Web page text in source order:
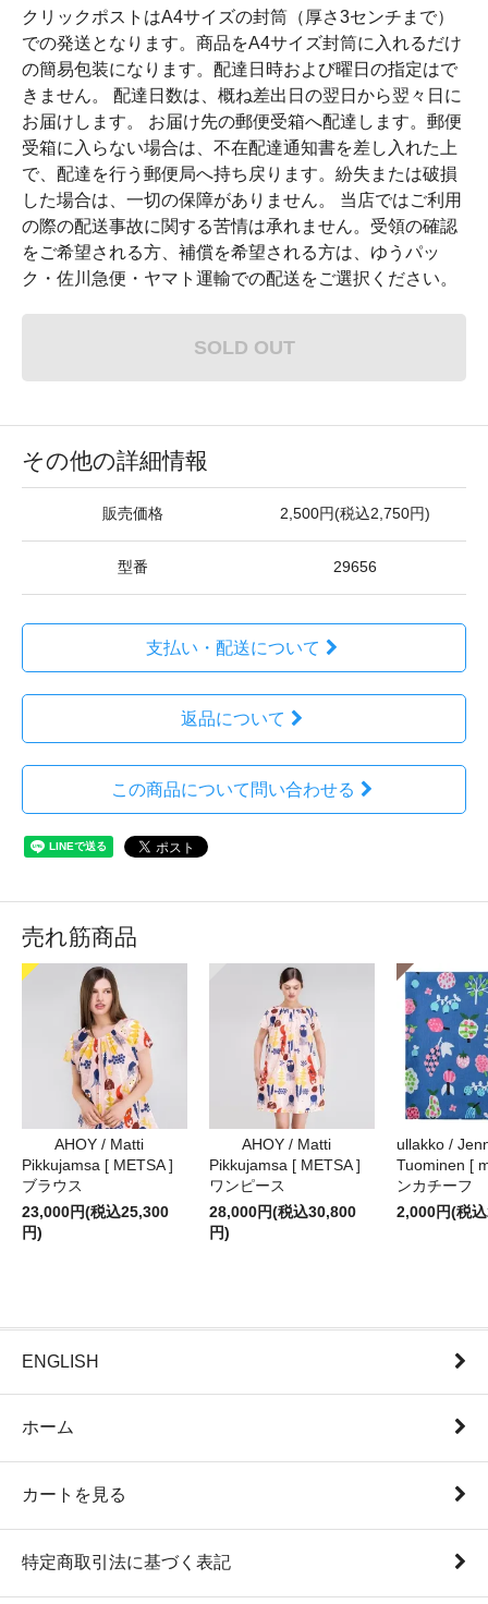
クリックポストはA4サイズの封筒（厚さ3センチまで）
での発送となります。商品をA4サイズ封筒に入れるだけ
の簡易包装になります。配達日時および曜日の指定はで
きません。 配達日数は、概ね差出日の翌日から翌々日に
お届けします。 お届け先の郵便受箱へ配達します。郵便
受箱に入らない場合は、不在配達通知書を差し入れた上
で、配達を行う郵便局へ持ち戻ります。紛失または破損
した場合は、一切の保障がありません。 当店ではご利用
の際の配送事故に関する苦情は承れません。受領の確認
をご希望される方、補償を希望される方は、ゆうパッ
ク・佐川急便・ヤマト運輸での配送をご選択ください。
SOLD OUT
その他の詳細情報
販売価格 2,500円(税込2,750円)
型番 29656
支払い・配送について
返品について
この商品について問い合わせる
売れ筋商品
AHOY / Matti
Pikkujamsa [ METSA ]
ブラウス
23,000円(税込25,300
円)
AHOY / Matti
Pikkujamsa [ METSA ]
ワンピース
28,000円(税込30,800
円)
ullakko /
Tuominen [
ンカチーフ
2,000円(税
ENGLISH
ホーム
カートを見る
特定商取引法に基づく表記